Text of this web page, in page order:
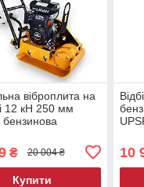
віброплита на
12 кН 250 мм
плита
₴ 20 004 ₴
Купити
на
10